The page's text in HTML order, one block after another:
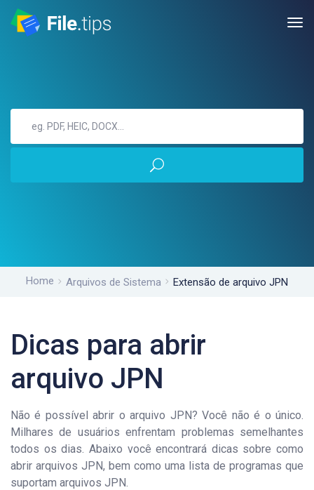
Home Arquivos de Sistema Extensão de arquivo JPN
Dicas para abrir
arquivo JPN
Não é possível abrir o arquivo JPN? Você não é o único.
Milhares de usuários enfrentam problemas semelhantes
todos os dias. Abaixo você encontrará dicas sobre como
abrir arquivos JPN, bem como uma lista de programas que
suportam arquivos JPN.